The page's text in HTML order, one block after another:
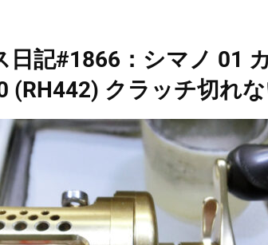
日記#1866：シマノ 01
(RH442) クラッチ切れ